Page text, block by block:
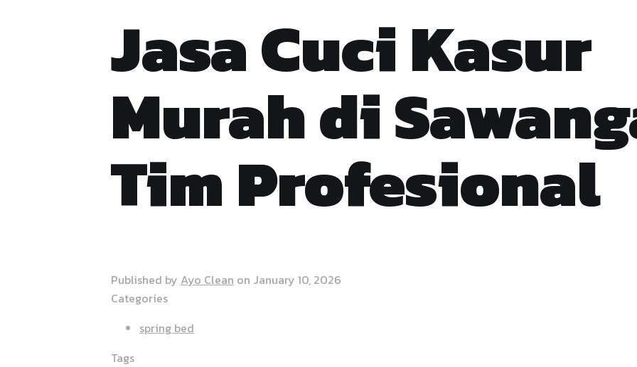
Jasa Cuci Kasur
Murah di
Tim Profesional
Published by Ayo Clean on January 10, 2026
Categories
spring bed
Tags